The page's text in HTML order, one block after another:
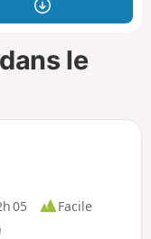
le
05
Facile